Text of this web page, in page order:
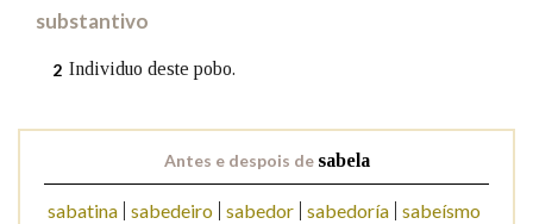
Nos exemplos
OUTRAS OPCIÓNS DE BUSCA
substantivo
2 Individuo deste pobo.
Antes e despois de sabela
sabatina sabedeiro sabedor sabedoría
sabeísmo